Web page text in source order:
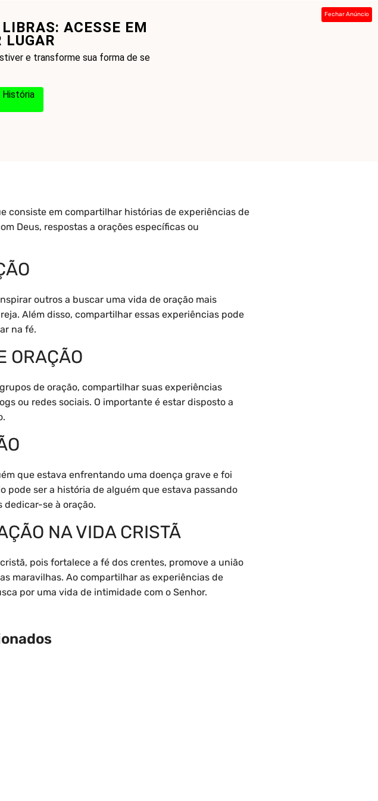
LIBRAS: ACESSE EM
LUGAR
e transforme sua forma de se
História
Fechar Anúncio
Blog Na Jornada
consiste em compartilhar histórias de experiências de
Deus, respostas a orações específicas ou
outros a buscar uma vida de oração mais
Além disso, compartilhar essas experiências pode
na fé.
ORAÇÃO
de oração, compartilhar suas experiências
ou redes sociais. O importante é estar disposto a
que estava enfrentando uma doença grave e foi
pode ser a história de alguém que estava passando
se à oração.
NA VIDA CRISTÃ
pois fortalece a fé dos crentes, promove a união
maravilhas. Ao compartilhar as experiências de
por uma vida de intimidade com o Senhor.